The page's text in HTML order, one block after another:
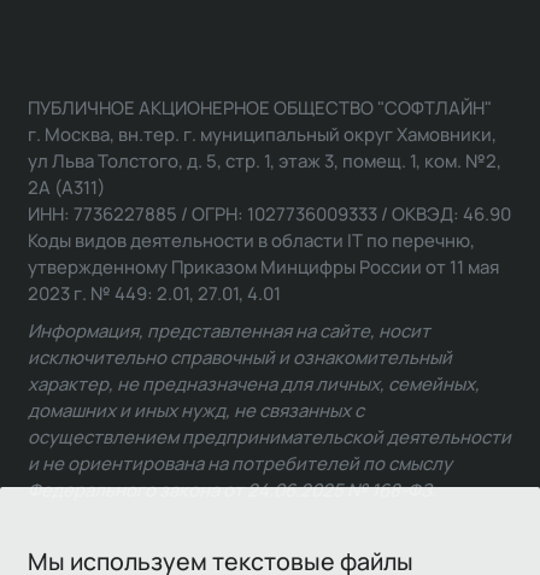
Мы используем текстовые файлы
ПУБЛИЧНОЕ АКЦИОНЕРНОЕ ОБЩЕСТВО "СОФТЛАЙН"
г. Москва, вн.тер. г. муниципальный округ Хамовники,
ул Льва Толстого, д. 5, стр. 1, этаж 3, помещ. 1, ком. №2,
2А (А311)
ИНН: 7736227885 / ОГРН: 1027736009333 / ОКВЭД: 46.90
Коды видов деятельности в области IT по перечню,
утвержденному Приказом Минцифры России от 11 мая
2023 г. № 449: 2.01, 27.01, 4.01
Информация, представленная на сайте, носит
исключительно справочный и ознакомительный
характер, не предназначена для личных, семейных,
домашних и иных нужд, не связанных с
осуществлением предпринимательской деятельности
и не ориентирована на потребителей по смыслу
Федерального закона от 24.06.2025 № 168-ФЗ.